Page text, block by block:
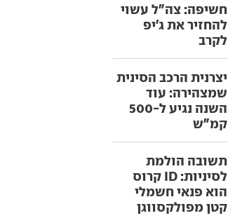
חשיפה: צה"ל עשוי
להחזיר את ג'יפ
לקרב
יצרנית הרכב הסינית
שמצהירה: עוד
השנה נגיע ל-500
קמ"ש
תשובה הולמת
לסיניות: ID קרוס
הוא פנאי חשמלי
קטן מפולקסווגן